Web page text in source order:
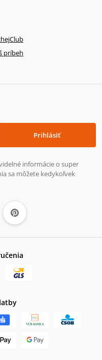
príbeh
Prihlásiť
informácie o super
sa môžete kedykoľvek